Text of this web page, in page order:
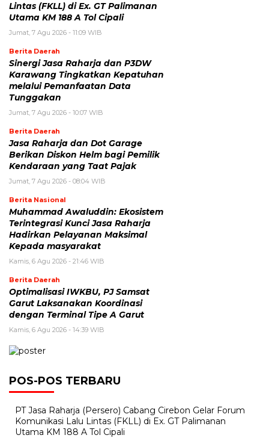
Lintas (FKLL) di Ex. GT Palimanan
Utama KM 188 A Tol Cipali
Jumat, 7 Agu 2026 - 11:09 WIB
Berita Daerah
Sinergi Jasa Raharja dan P3DW
Karawang Tingkatkan Kepatuhan
melalui Pemanfaatan Data
Tunggakan
Jumat, 7 Agu 2026 - 10:07 WIB
Berita Daerah
Jasa Raharja dan Dot Garage
Berikan Diskon Helm bagi Pemilik
Kendaraan yang Taat Pajak
Jumat, 7 Agu 2026 - 08:04 WIB
Berita Nasional
Muhammad Awaluddin: Ekosistem
Terintegrasi Kunci Jasa Raharja
Hadirkan Pelayanan Maksimal
Kepada masyarakat
Kamis, 6 Agu 2026 - 21:46 WIB
Berita Daerah
Optimalisasi IWKBU, PJ Samsat
Garut Laksanakan Koordinasi
dengan Terminal Tipe A Garut
Kamis, 6 Agu 2026 - 14:39 WIB
POS-POS TERBARU
PT Jasa Raharja (Persero) Cabang Cirebon Gelar Forum
Komunikasi Lalu Lintas (FKLL) di Ex. GT Palimanan
Utama KM 188 A Tol Cipali